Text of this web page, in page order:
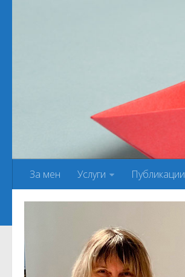
За мен Услуги Публикации